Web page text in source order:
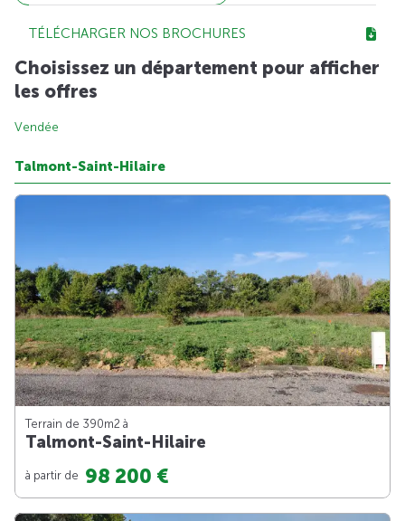
TÉLÉCHARGER NOS BROCHURES
Choisissez un département pour afficher
les offres
Vendée
Talmont-Saint-Hilaire
Terrain de 390m2 à
Talmont-Saint-Hilaire
à partir de 98 200 €